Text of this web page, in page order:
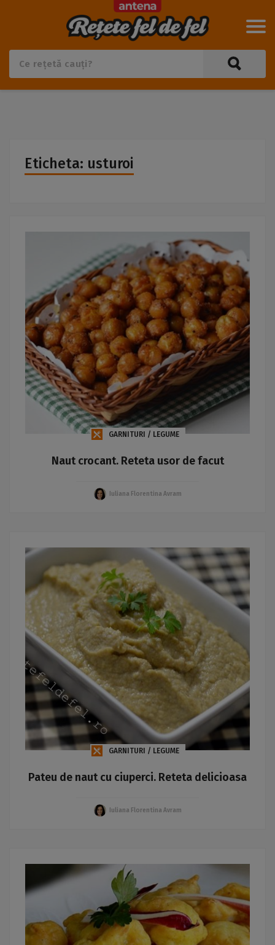
Eticheta: usturoi
GARNITURI / LEGUME
Naut crocant. Reteta usor de facut
Iuliana Florentina Avram
GARNITURI / LEGUME
Pateu de naut cu ciuperci. Reteta delicioasa
Iuliana Florentina Avram